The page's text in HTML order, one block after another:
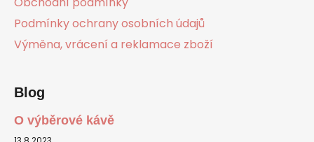
Podmínky ochrany osobních údajů
Výměna, vrácení a reklamace zboží
Blog
O výběrové kávě